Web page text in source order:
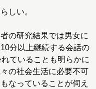
しい。
の研究結果では男女に
分以上継続する会話の
ていることも明らかに
の社会生活に必要不可
なっていることが伺え